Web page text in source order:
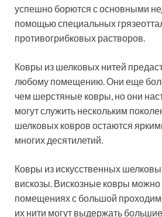
успешно борются с основными
помощью специальных
противогрибковых растворов.
Ковры из шелковых нитей
любому помещению. Они еще
чем шерстяные ковры, но они
могут служить нескольким
шелковых ковров остаются
многих десятилетий.
Ковры из искусственных
вискозы. Вискозные ковры можно
помещениях с большой
их нити могут выдержать